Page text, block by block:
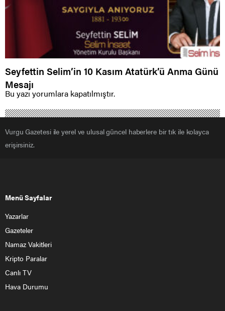
Seyfettin Selim’in 10 Kasım Atatürk’ü Anma Günü
Mesajı
Bu yazı yorumlara kapatılmıştır.
Vurgu Gazetesi ile yerel ve ulusal güncel haberlere bir tık ile kolayca
erişirsiniz.
Menü Sayfalar
Yazarlar
Gazeteler
Namaz Vakitleri
Kripto Paralar
Canlı TV
Hava Durumu